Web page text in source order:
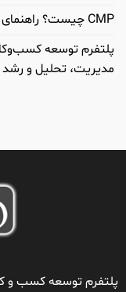
CMP چیست؟ راهنمای جامع Customer Management Platform
پلتفرم توسعه
مدیریت، تحلیل و
پلتفرم توسعه کسب و